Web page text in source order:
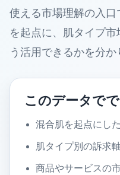
使える市場理解の入
を起点に、肌タイプ
う活用できるかを分か
このデータで
混合肌を起点にし
肌タイプ別の訴求
商品やサービスの